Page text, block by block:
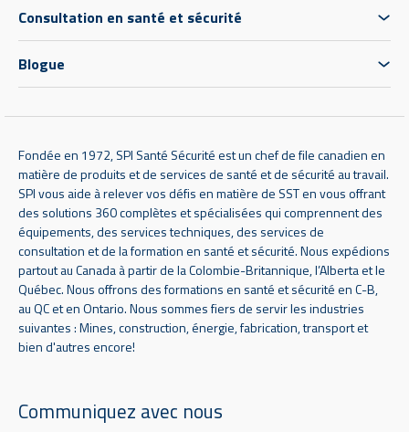
Consultation en santé et sécurité
Blogue
Fondée en 1972, SPI Santé Sécurité est un chef de file canadien en
matière de produits et de services de santé et de sécurité au travail.
SPI vous aide à relever vos défis en matière de SST en vous offrant
des solutions 360 complètes et spécialisées qui comprennent des
équipements, des services techniques, des services de
consultation et de la formation en santé et sécurité. Nous expédions
partout au Canada à partir de la Colombie-Britannique, l’Alberta et le
Québec. Nous offrons des formations en santé et sécurité en C-B,
au QC et en Ontario. Nous sommes fiers de servir les industries
suivantes : Mines, construction, énergie, fabrication, transport et
bien d'autres encore!
Communiquez avec nous